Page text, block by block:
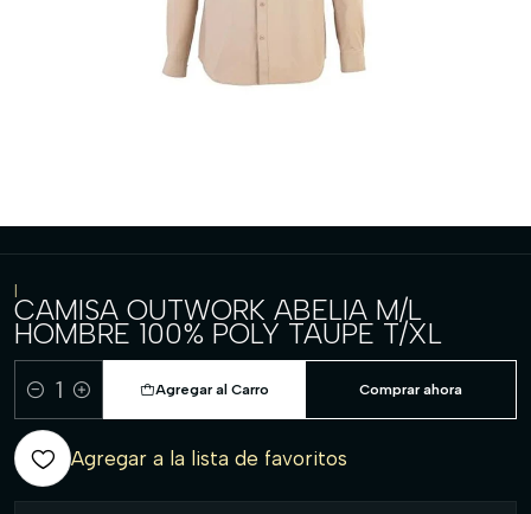
|
CAMISA OUTWORK ABELIA M/L
HOMBRE 100% POLY TAUPE T/XL
Cantidad
Agregar al Carro Comprar ahora
Agregar a la lista de favoritos